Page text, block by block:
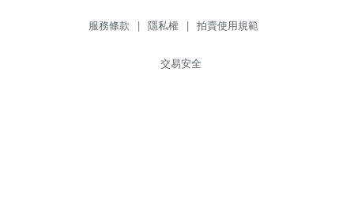
服務條款 | 隱私權 | 拍賣使用規範
交易安全